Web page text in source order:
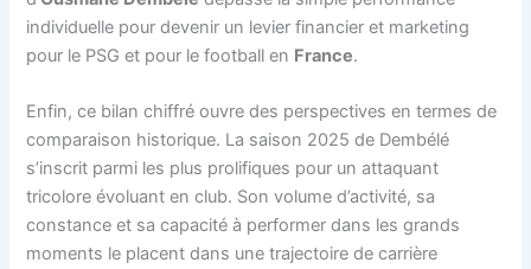
individuelle pour devenir un levier financier et marketing
pour le PSG et pour le football en France.
Enfin, ce bilan chiffré ouvre des perspectives en termes de
comparaison historique. La saison 2025 de Dembélé
s’inscrit parmi les plus prolifiques pour un attaquant
tricolore évoluant en club. Son volume d’activité, sa
constance et sa capacité à performer dans les grands
moments le placent dans une trajectoire de carrière